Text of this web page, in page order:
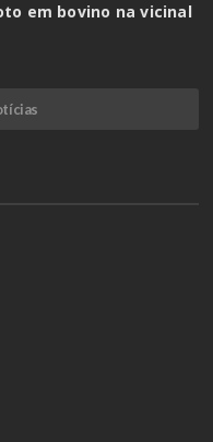
em bovino na vicinal